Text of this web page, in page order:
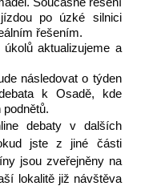
po úzké silnici
řešením.
aktualizujeme a
následovat o týden
k Osadě, kde
debaty v dalších
jste z jiné části
jsou zveřejněny na
lokalitě již návštěva